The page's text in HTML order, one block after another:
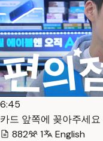
6:45
카드 앞쪽에 꽂아주세
882
1 English